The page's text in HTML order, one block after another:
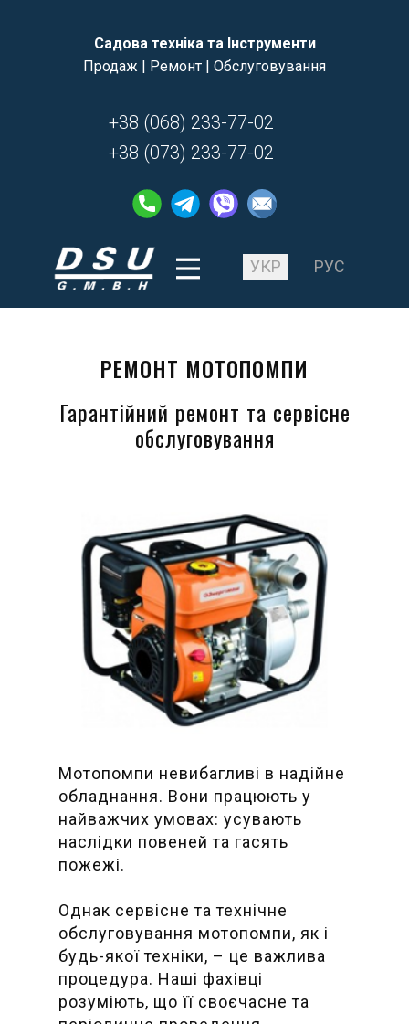
Садова техніка та Інструменти
Продаж | Ремонт | Обслуговування
+38 (068) 233-77-02
+38 (073) 233-77-02
УКР РУС
РЕМОНТ МОТОПОМПИ
Гарантійний ремонт та сервісне
обслуговування
Мотопомпи невибагливі в надійне
обладнання. Вони працюють у
найважчих умовах: усувають
наслідки повеней та гасять
пожежі.
Однак сервісне та технічне
обслуговування мотопомпи, як і
будь-якої техніки, – це важлива
процедура. Наші фахівці
розуміють, що її своєчасне та